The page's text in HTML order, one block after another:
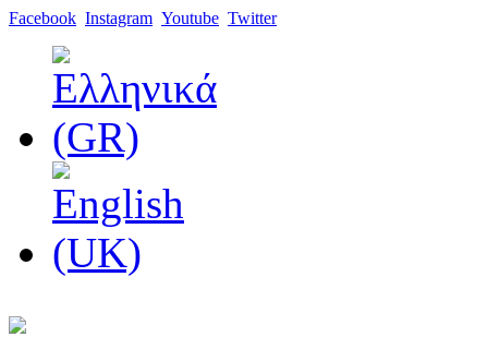
Facebook Instagram Youtube Twitter